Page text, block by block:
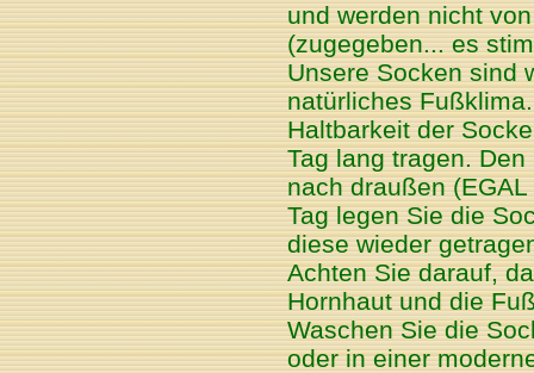
und werden nicht
(zugegeben... es
Unsere Socken sind
natürliches
Haltbarkeit der
Tag lang tragen.
nach draußen
Tag legen Sie die
diese wieder
Achten Sie darauf,
Hornhaut und die
Waschen Sie die
oder in einer